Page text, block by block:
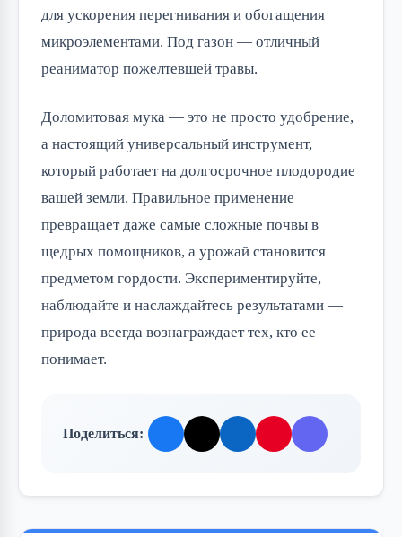
для ускорения перегнивания и обогащения
микроэлементами. Под газон — отличный
реаниматор пожелтевшей травы.
Доломитовая мука — это не просто удобрение,
а настоящий универсальный инструмент,
который работает на долгосрочное плодородие
вашей земли. Правильное применение
превращает даже самые сложные почвы в
щедрых помощников, а урожай становится
предметом гордости. Экспериментируйте,
наблюдайте и наслаждайтесь результатами —
природа всегда вознаграждает тех, кто ее
понимает.
Поделиться: